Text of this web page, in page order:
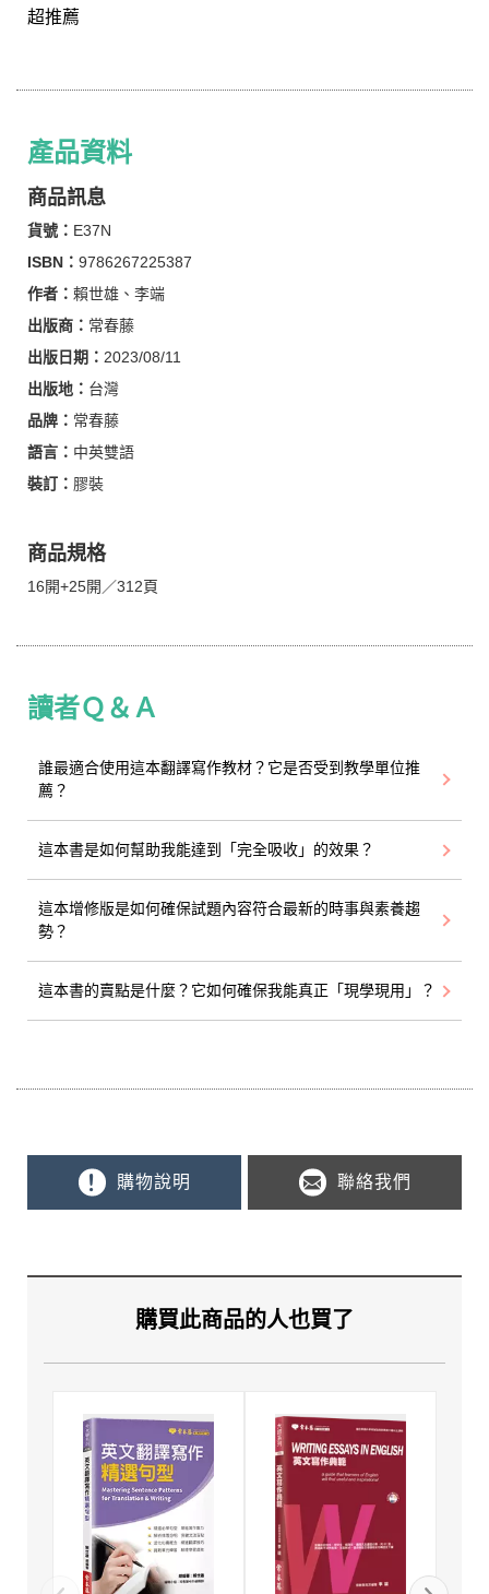
超推薦
產品資料
商品訊息
貨號： E37N
ISBN： 9786267225387
作者： 賴世雄、李端
出版商： 常春藤
出版日期： 2023/08/11
出版地： 台灣
品牌： 常春藤
語言： 中英雙語
裝訂： 膠裝
商品規格
16開+25開／312頁
讀者Ｑ＆Ａ
誰最適合使用這本翻譯寫作教材？它是否受到教學單位推
薦？
這本書是如何幫助我能達到「完全吸收」的效果？
這本增修版是如何確保試題內容符合最新的時事與素養趨
勢？
這本書的賣點是什麼？它如何確保我能真正「現學現用」？
購物說明 聯絡我們
購買此商品的人也買了